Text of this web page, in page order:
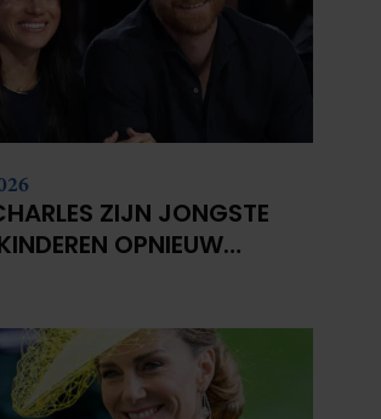
ZIJN JONGSTE
OPNIEUW